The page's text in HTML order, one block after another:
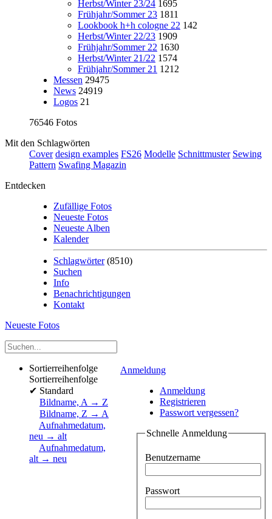
Herbst/Winter 23/24 1695
Frühjahr/Sommer 23 1811
Lookbook h+h cologne 22 142
Herbst/Winter 22/23 1909
Frühjahr/Sommer 22 1630
Herbst/Winter 21/22 1574
Frühjahr/Sommer 21 1212
Messen 29475
News 24919
Logos 21
76546 Fotos
Mit den Schlagwörten
Cover design examples FS26 Modelle Schnittmuster Sewing
Pattern Swafing Magazin
Entdecken
Zufällige Fotos
Neueste Fotos
Neueste Alben
Kalender
Schlagwörter(8510)
Suchen
Info
Benachrichtigungen
Kontakt
Neueste Fotos
Anmeldung
Anmeldung
Registrieren
Passwort vergessen?
Schnelle Anmeldung
Benutzername
Passwort
Sortierreihenfolge
Sortierreihenfolge
✔ Standard
Bildname, A → Z
Bildname, Z → A
Aufnahmedatum,
neu → alt
Aufnahmedatum,
alt → neu